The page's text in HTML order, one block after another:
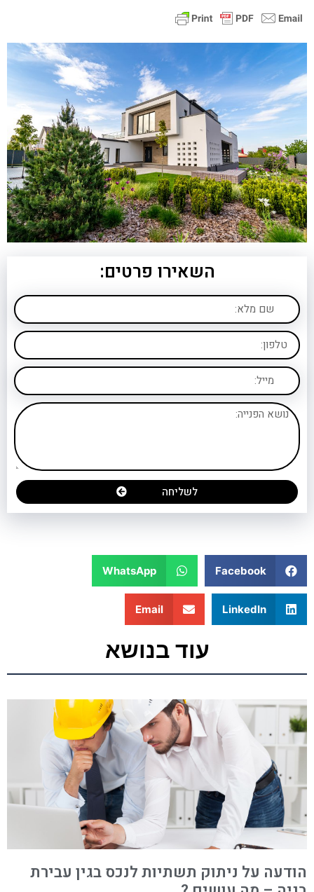
שלהן ?
השאירו פרטים:
לשליחה
Facebook
WhatsApp
LinkedIn
Email
עוד בנושא
הודעה על ניתוק תשתיות לנכס בגין עבירת